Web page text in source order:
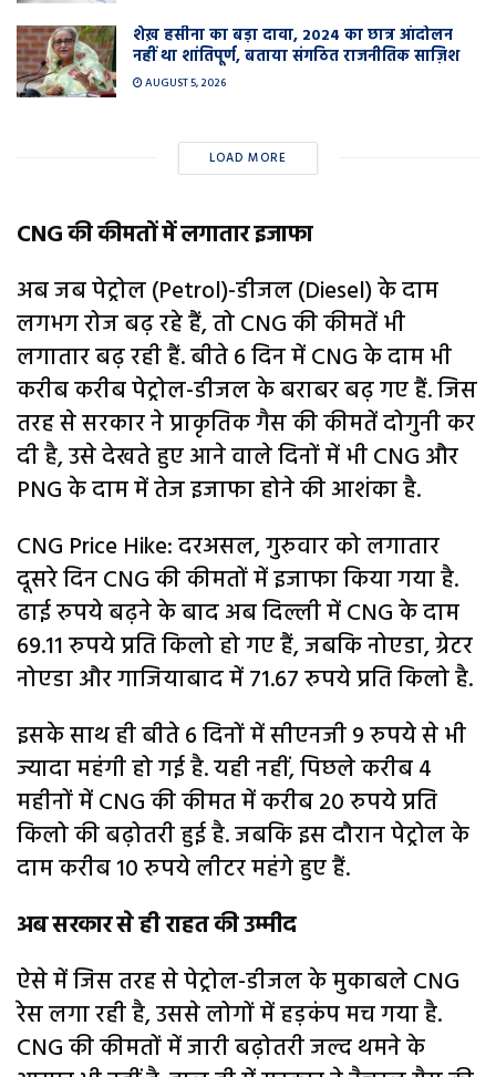
शेख़ हसीना का बड़ा दावा, 2024 का छात्र आंदोलन
नहीं था शांतिपूर्ण, बताया संगठित राजनीतिक साज़िश
AUGUST 5, 2026
LOAD MORE
CNG की कीमतों में लगातार इजाफा
अब जब पेट्रोल (Petrol)-डीजल (Diesel) के दाम
लगभग रोज बढ़ रहे हैं, तो CNG की कीमतें भी
लगातार बढ़ रही हैं. बीते 6 दिन में CNG के दाम भी
करीब करीब पेट्रोल-डीजल के बराबर बढ़ गए हैं. जिस
तरह से सरकार ने प्राकृतिक गैस की कीमतें दोगुनी कर
दी है, उसे देखते हुए आने वाले दिनों में भी CNG और
PNG के दाम में तेज इजाफा होने की आशंका है.
CNG Price Hike: दरअसल, गुरुवार को लगातार
दूसरे दिन CNG की कीमतों में इजाफा किया गया है.
ढाई रुपये बढ़ने के बाद अब दिल्ली में CNG के दाम
69.11 रुपये प्रति किलो हो गए हैं, जबकि नोएडा, ग्रेटर
नोएडा और गाजियाबाद में 71.67 रुपये प्रति किलो है.
इसके साथ ही बीते 6 दिनों में सीएनजी 9 रुपये से भी
ज्यादा महंगी हो गई है. यही नहीं, पिछले करीब 4
महीनों में CNG की कीमत में करीब 20 रुपये प्रति
किलो की बढ़ोतरी हुई है. जबकि इस दौरान पेट्रोल के
दाम करीब 10 रुपये लीटर महंगे हुए हैं.
अब सरकार से ही राहत की उम्मीद
ऐसे में जिस तरह से पेट्रोल-डीजल के मुकाबले CNG
रेस लगा रही है, उससे लोगों में हड़कंप मच गया है.
CNG की कीमतों में जारी बढ़ोतरी जल्द थमने के